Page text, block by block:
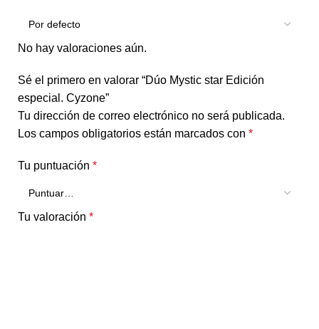
No hay valoraciones aún.
Sé el primero en valorar “Dúo Mystic star Edición
especial. Cyzone”
Tu dirección de correo electrónico no será publicada.
Los campos obligatorios están marcados con *
Tu puntuación *
Tu valoración *